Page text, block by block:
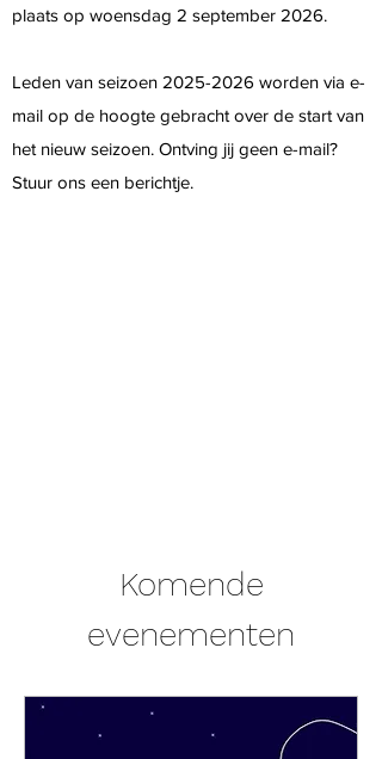
plaats op woensdag 2 september 2026.​
Leden van seizoen 2025-2026 worden via e-
mail op de hoogte gebracht over de start van
het nieuw seizoen. Ontving jij geen e-mail?
Stuur ons een berichtje.
Komende
evenementen